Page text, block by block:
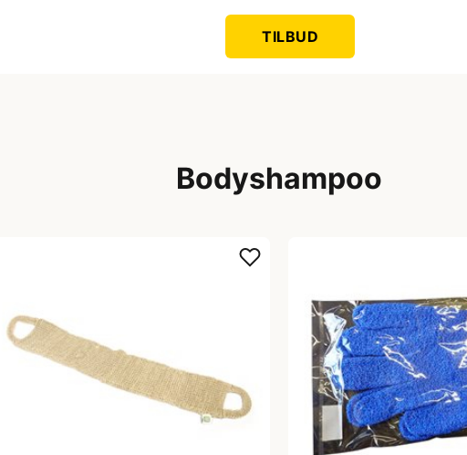
TILBUD
Bodyshampoo